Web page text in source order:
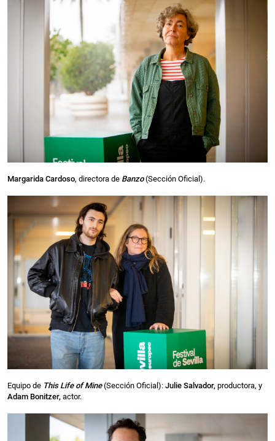
Margarida Cardoso, directora de Banzo(Sección Oficial).
Equipo de This Life of Mine(Sección Oficial): Julie Salvador, productora, y
Adam Bonitzer, actor.